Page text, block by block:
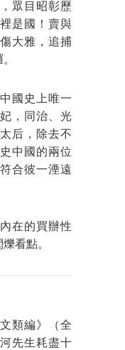
眾目昭彰歷
是國！賣與
大雅，追捕
國史上唯一
，同治、光
后，除去不
中國的兩位
合彼一湮遠
在的買辦性
看點。
類編》（全
先生耗盡十